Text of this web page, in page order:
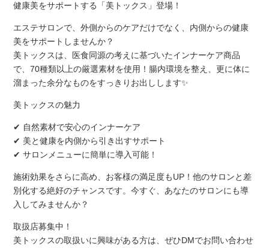
健康美をサポートする「美トックス」登場！
エステサロンで、外側からのケアだけでなく、内側からの健康
美をサポートしませんか？
美トックスは、医食同源の考えに基づいたインナーケア商品
で、70種類以上の厳選素材を使用！腸内環境を整え、更に体に
溜まった余分なものをすっきりお出しします✨
美トックスの魅力
✔ 自然素材で安心のインナーケア
✔ 美と健康を内側から引き出すサポート
✔ サロンメニューに簡単に導入可能！
施術効果をさらに高め、お客様の満足度もUP！他のサロンと差
別化する絶好のチャンスです。今すぐ、あなたのサロンにも導
入してみませんか？
取扱店募集中！
美トックスの取扱いに興味がある方は、ぜひDMでお問い合わせ